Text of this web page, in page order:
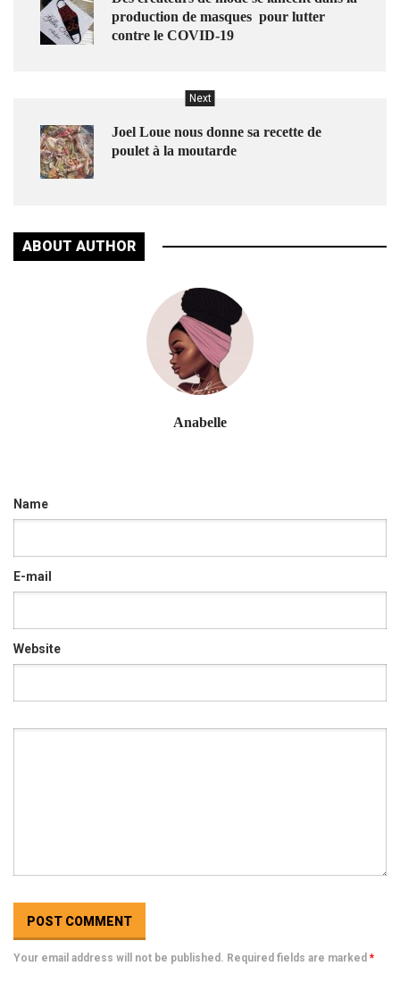
production de masques pour lutter
contre le COVID-19
Next
Joel Loue‎ nous donne sa recette de
poulet à la moutarde
ABOUT AUTHOR
Anabelle
Name
E-mail
Website
Your email address will not be published. Required fields are marked *